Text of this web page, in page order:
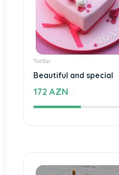
Tortlar
Beautiful and special
172 AZN